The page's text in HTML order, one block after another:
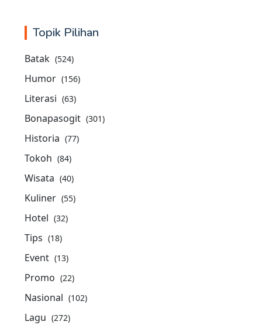
Topik Pilihan
Batak (524)
Humor (156)
Literasi (63)
Bonapasogit (301)
Historia (77)
Tokoh (84)
Wisata (40)
Kuliner (55)
Hotel (32)
Tips (18)
Event (13)
Promo (22)
Nasional (102)
Lagu (272)